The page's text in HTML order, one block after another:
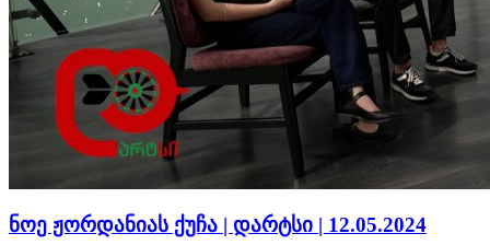
ნოე ჟორდანიას ქუჩა | დარტსი | 12.05.2024